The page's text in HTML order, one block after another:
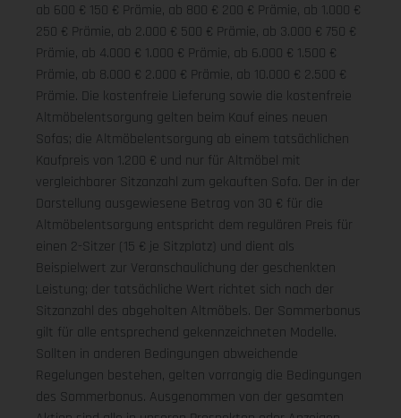
ab 600 € 150 € Prämie, ab 800 € 200 € Prämie, ab 1.000 €
250 € Prämie, ab 2.000 € 500 € Prämie, ab 3.000 € 750 €
Prämie, ab 4.000 € 1.000 € Prämie, ab 6.000 € 1.500 €
Prämie, ab 8.000 € 2.000 € Prämie, ab 10.000 € 2.500 €
Prämie. Die kostenfreie Lieferung sowie die kostenfreie
Altmöbelentsorgung gelten beim Kauf eines neuen
Sofas; die Altmöbelentsorgung ab einem tatsächlichen
Kaufpreis von 1.200 € und nur für Altmöbel mit
vergleichbarer Sitzanzahl zum gekauften Sofa. Der in der
Darstellung ausgewiesene Betrag von 30 € für die
Altmöbelentsorgung entspricht dem regulären Preis für
einen 2-Sitzer (15 € je Sitzplatz) und dient als
Beispielwert zur Veranschaulichung der geschenkten
Leistung; der tatsächliche Wert richtet sich nach der
Sitzanzahl des abgeholten Altmöbels. Der Sommerbonus
gilt für alle entsprechend gekennzeichneten Modelle.
Sollten in anderen Bedingungen abweichende
Regelungen bestehen, gelten vorrangig die Bedingungen
des Sommerbonus. Ausgenommen von der gesamten